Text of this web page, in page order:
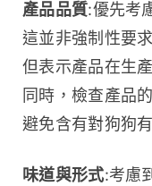
產品品質:優先考
這並非強制性要求
但表示產品在生
同時，檢查產品
避免含有對狗狗
味道與形式:考慮